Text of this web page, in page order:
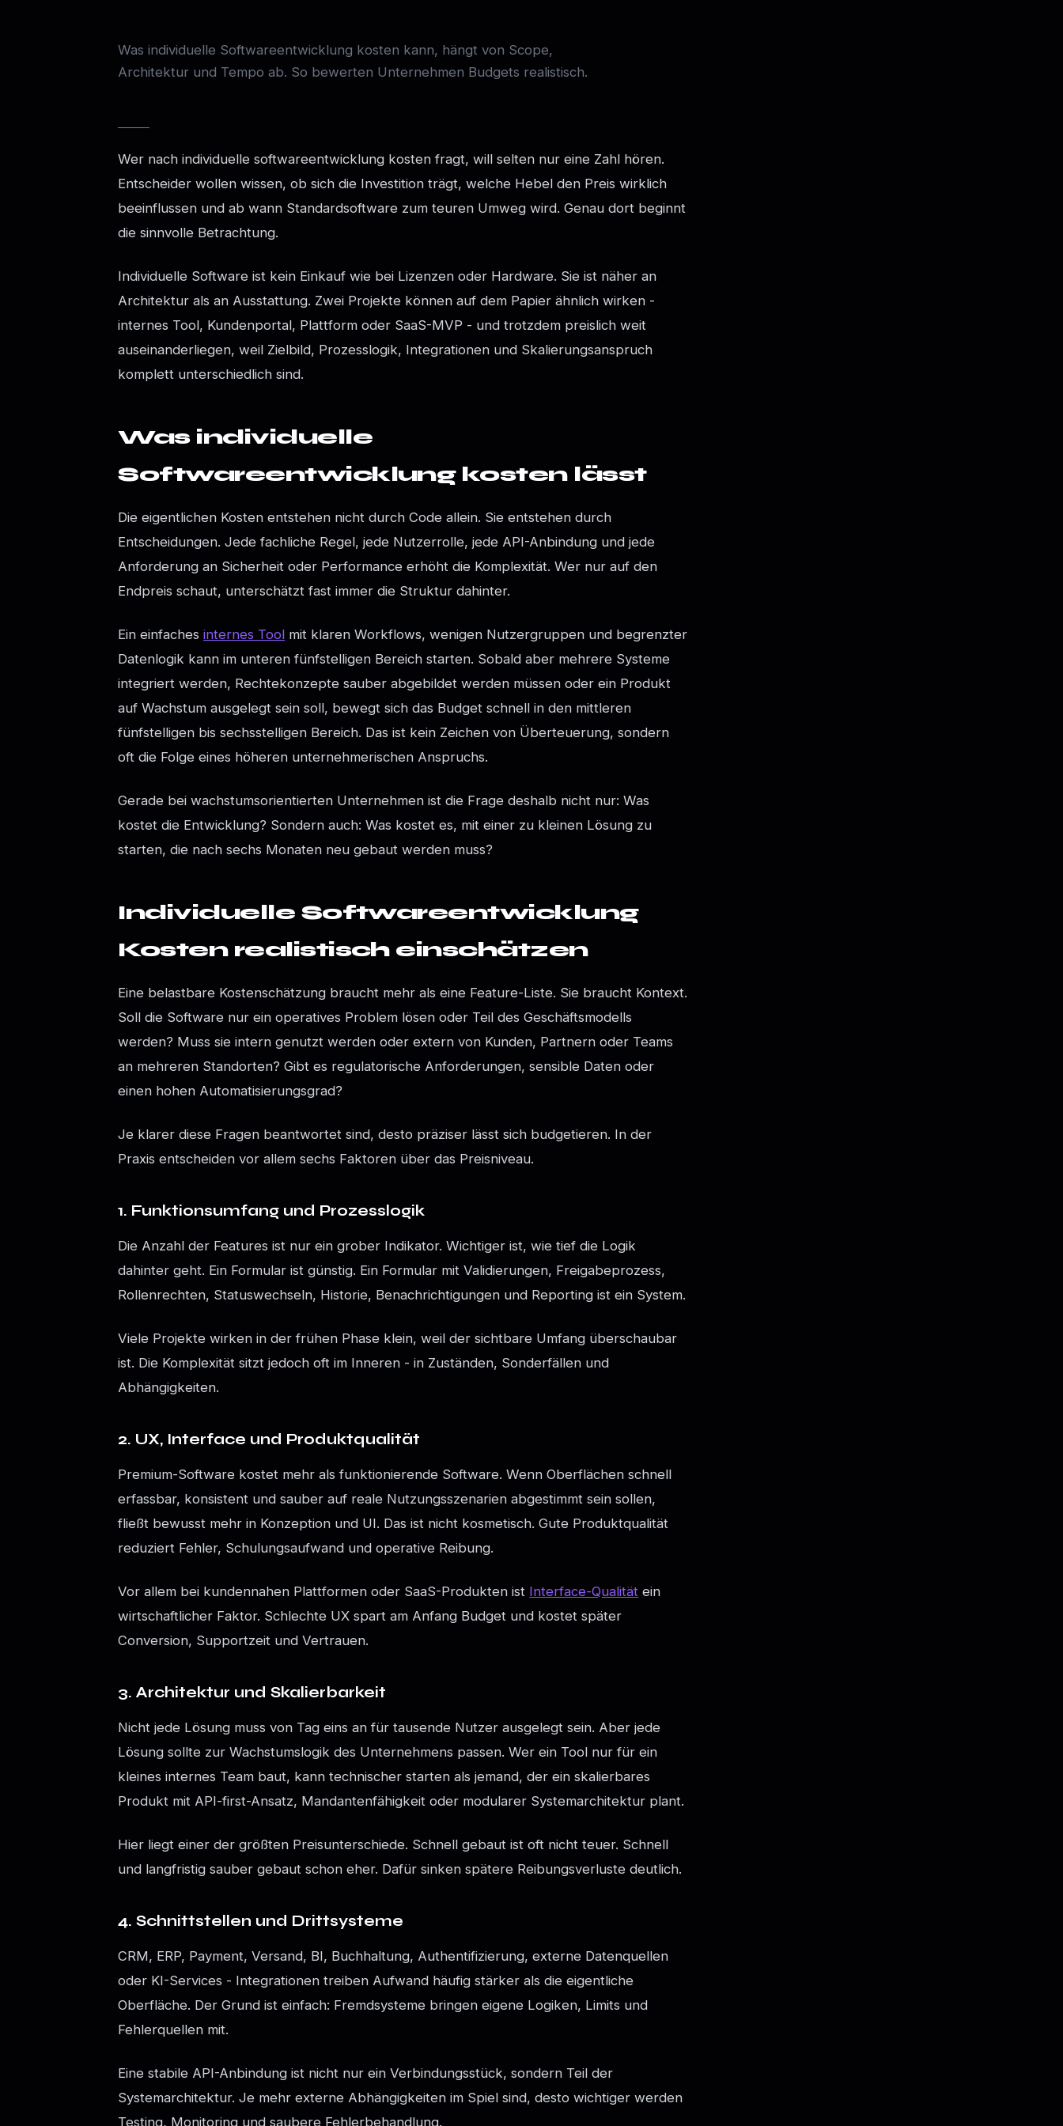
Was individuelle Softwareentwicklung kosten kann, hängt von Scope,
Architektur und Tempo ab. So bewerten Unternehmen Budgets realistisch.
Wer nach individuelle softwareentwicklung kosten fragt, will selten nur eine Zahl hören.
Entscheider wollen wissen, ob sich die Investition trägt, welche Hebel den Preis wirklich
beeinflussen und ab wann Standardsoftware zum teuren Umweg wird. Genau dort beginnt
die sinnvolle Betrachtung.
Individuelle Software ist kein Einkauf wie bei Lizenzen oder Hardware. Sie ist näher an
Architektur als an Ausstattung. Zwei Projekte können auf dem Papier ähnlich wirken -
internes Tool, Kundenportal, Plattform oder SaaS-MVP - und trotzdem preislich weit
auseinanderliegen, weil Zielbild, Prozesslogik, Integrationen und Skalierungsanspruch
komplett unterschiedlich sind.
Was individuelle
Softwareentwicklung kosten lässt
Die eigentlichen Kosten entstehen nicht durch Code allein. Sie entstehen durch
Entscheidungen. Jede fachliche Regel, jede Nutzerrolle, jede API-Anbindung und jede
Anforderung an Sicherheit oder Performance erhöht die Komplexität. Wer nur auf den
Endpreis schaut, unterschätzt fast immer die Struktur dahinter.
Ein einfachesinternes Tool mit klaren Workflows, wenigen Nutzergruppen und begrenzter
Datenlogik kann im unteren fünfstelligen Bereich starten. Sobald aber mehrere Systeme
integriert werden, Rechtekonzepte sauber abgebildet werden müssen oder ein Produkt
auf Wachstum ausgelegt sein soll, bewegt sich das Budget schnell in den mittleren
fünfstelligen bis sechsstelligen Bereich. Das ist kein Zeichen von Überteuerung, sondern
oft die Folge eines höheren unternehmerischen Anspruchs.
Gerade bei wachstumsorientierten Unternehmen ist die Frage deshalb nicht nur: Was
kostet die Entwicklung? Sondern auch: Was kostet es, mit einer zu kleinen Lösung zu
starten, die nach sechs Monaten neu gebaut werden muss?
Individuelle Softwareentwicklung
Kosten realistisch einschätzen
Eine belastbare Kostenschätzung braucht mehr als eine Feature-Liste. Sie braucht Kontext.
Soll die Software nur ein operatives Problem lösen oder Teil des Geschäftsmodells
werden? Muss sie intern genutzt werden oder extern von Kunden, Partnern oder Teams
an mehreren Standorten? Gibt es regulatorische Anforderungen, sensible Daten oder
einen hohen Automatisierungsgrad?
Je klarer diese Fragen beantwortet sind, desto präziser lässt sich budgetieren. In der
Praxis entscheiden vor allem sechs Faktoren über das Preisniveau.
1. Funktionsumfang und Prozesslogik
Die Anzahl der Features ist nur ein grober Indikator. Wichtiger ist, wie tief die Logik
dahinter geht. Ein Formular ist günstig. Ein Formular mit Validierungen, Freigabeprozess,
Rollenrechten, Statuswechseln, Historie, Benachrichtigungen und Reporting ist ein System.
Viele Projekte wirken in der frühen Phase klein, weil der sichtbare Umfang überschaubar
ist. Die Komplexität sitzt jedoch oft im Inneren - in Zuständen, Sonderfällen und
Abhängigkeiten.
2. UX, Interface und Produktqualität
Premium-Software kostet mehr als funktionierende Software. Wenn Oberflächen schnell
erfassbar, konsistent und sauber auf reale Nutzungsszenarien abgestimmt sein sollen,
fließt bewusst mehr in Konzeption und UI. Das ist nicht kosmetisch. Gute Produktqualität
reduziert Fehler, Schulungsaufwand und operative Reibung.
Vor allem bei kundennahen Plattformen oder SaaS-Produkten ist Interface-Qualität ein
wirtschaftlicher Faktor. Schlechte UX spart am Anfang Budget und kostet später
Conversion, Supportzeit und Vertrauen.
3. Architektur und Skalierbarkeit
Nicht jede Lösung muss von Tag eins an für tausende Nutzer ausgelegt sein. Aber jede
Lösung sollte zur Wachstumslogik des Unternehmens passen. Wer ein Tool nur für ein
kleines internes Team baut, kann technischer starten als jemand, der ein skalierbares
Produkt mit API-first-Ansatz, Mandantenfähigkeit oder modularer Systemarchitektur plant.
Hier liegt einer der größten Preisunterschiede. Schnell gebaut ist oft nicht teuer. Schnell
und langfristig sauber gebaut schon eher. Dafür sinken spätere Reibungsverluste deutlich.
4. Schnittstellen und Drittsysteme
CRM, ERP, Payment, Versand, BI, Buchhaltung, Authentifizierung, externe Datenquellen
oder KI-Services - Integrationen treiben Aufwand häufig stärker als die eigentliche
Oberfläche. Der Grund ist einfach: Fremdsysteme bringen eigene Logiken, Limits und
Fehlerquellen mit.
Eine stabile API-Anbindung ist nicht nur ein Verbindungsstück, sondern Teil der
Systemarchitektur. Je mehr externe Abhängigkeiten im Spiel sind, desto wichtiger werden
Testing, Monitoring und saubere Fehlerbehandlung.